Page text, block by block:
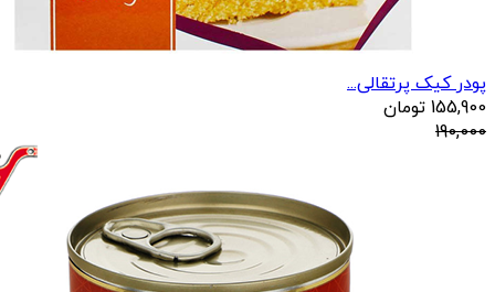
پودر کیک پرتقالی...
155,900 تومان
190,000